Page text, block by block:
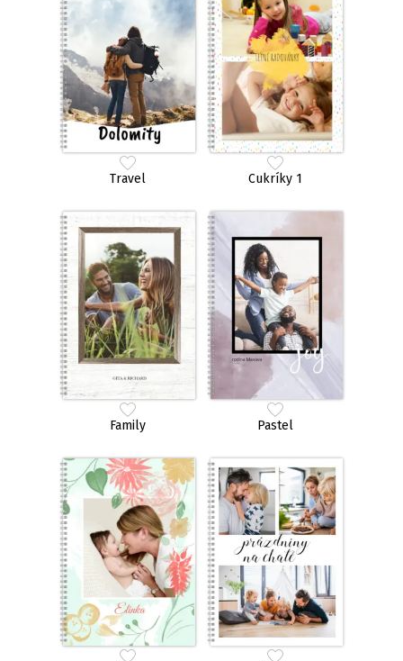
Travel Cukríky 1
Family Pastel